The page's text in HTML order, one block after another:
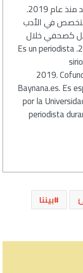
صحفي سوري، يعيش في مدريد منذ عام 2019.
في الأدب
كصحفي خلال
الحرب في سوريا منذ العام 2011. Es un periodista
2019.
Baynana.es. Es
por la
periodista
بيننا